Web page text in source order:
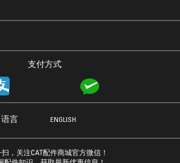
支付方式
语言 ENGLISH
，关注CAT配件商城官方微信！